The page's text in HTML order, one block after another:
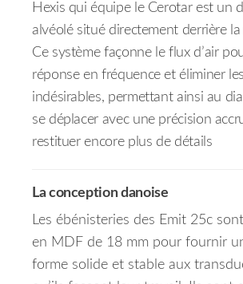
Hexis qui équipe le Cerotar est un
alvéolé situé directement derrière la
Ce système façonne le flux d’air
réponse en fréquence et éliminer
indésirables, permettant ainsi au
se déplacer avec une précision
restituer encore plus de détails
La conception danoise
Les ébénisteries des Emit 25c
en MDF de 18 mm pour fournir
forme solide et stable aux